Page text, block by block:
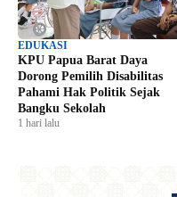
EDUKASI
KPU Papua Barat Daya
Dorong Pemilih Disabilitas
Pahami Hak Politik Sejak
Bangku Sekolah
1 hari lalu